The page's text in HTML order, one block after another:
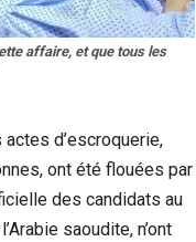
affaire, et que tous les
actes d’escroquerie,
ont été flouées par
des candidats au
saoudite, n’ont